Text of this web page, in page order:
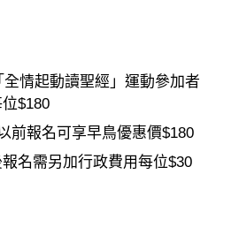
全情起動讀聖經」運動參加者
$180
前報名可享早鳥優惠價$180
名需另加行政費用每位$30